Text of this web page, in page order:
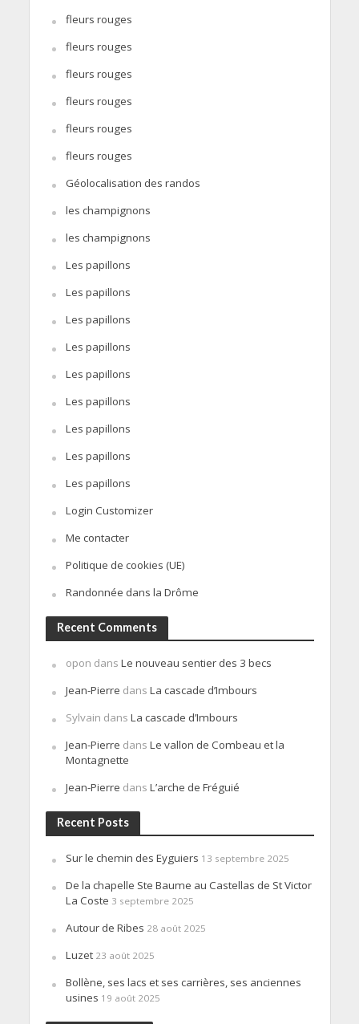
fleurs rouges
fleurs rouges
fleurs rouges
fleurs rouges
fleurs rouges
fleurs rouges
Géolocalisation des randos
les champignons
les champignons
Les papillons
Les papillons
Les papillons
Les papillons
Les papillons
Les papillons
Les papillons
Les papillons
Les papillons
Login Customizer
Me contacter
Politique de cookies (UE)
Randonnée dans la Drôme
Recent Comments
opon dans Le nouveau sentier des 3 becs
Jean-Pierre dans La cascade d’Imbours
Sylvain dans La cascade d’Imbours
Jean-Pierre dans Le vallon de Combeau et la
Montagnette
Jean-Pierre dans L’arche de Fréguié
Recent Posts
Sur le chemin des Eyguiers 13 septembre 2025
De la chapelle Ste Baume au Castellas de St Victor
La Coste 3 septembre 2025
Autour de Ribes 28 août 2025
Luzet 23 août 2025
Bollène, ses lacs et ses carrières, ses anciennes
usines 19 août 2025